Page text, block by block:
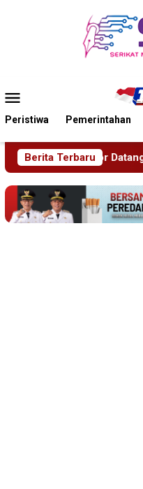
Mobile
Peristiwa Pemerintahan
Berita Terbaru
Lembaga, Pemeriksaan